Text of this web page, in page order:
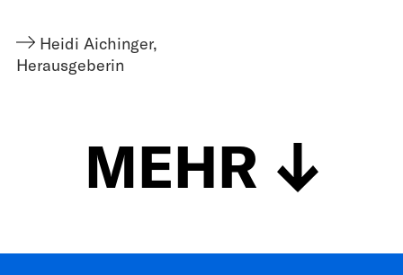
Heidi Aichinger,
Herausgeberin
MEHR